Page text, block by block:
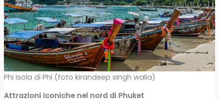
Phi Isola di Phi (foto kirandeep singh walia)
Attrazioni iconiche nel nord di Phuket